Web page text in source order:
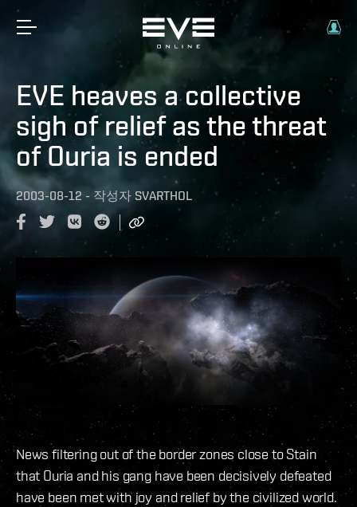
EVE heaves a collective
sigh of relief as the threat
of Ouria is ended
2003-08-12 - 작성자 SVARTHOL
News filtering out of the border zones close to Stain
that Ouria and his gang have been decisively defeated
have been met with joy and relief by the civilized world.